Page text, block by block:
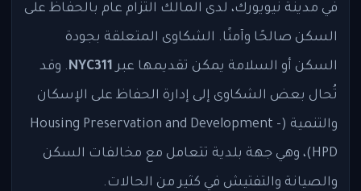
في مدينة نيويورك، لدى المالك التزام عام بالحفاظ على
السكن صالحًا وآمنًا. الشكاوى المتعلقة بجودة
السكن أو السلامة يمكن تقديمها عبرNYC311. وقد
تُحال بعض الشكاوى إلى إدارة الحفاظ على الإسكان
والتنمية (Housing Preservation and Development -
HPD)، وهي جهة بلدية تتعامل مع مخالفات السكن
والصيانة والتفتيش في كثير من الحالات.